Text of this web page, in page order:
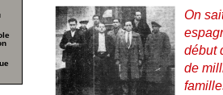
On
début
de